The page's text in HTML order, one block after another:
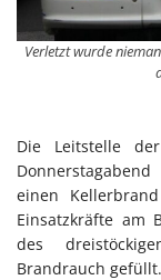
Verletzt wurde
Die Leitstelle
einen
Einsatzkräfte am
des
Brandrauch gefüllt.